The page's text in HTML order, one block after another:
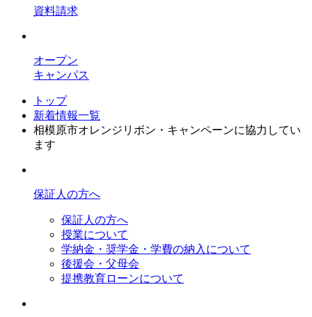
資料請求
オープン
キャンパス
トップ
新着情報一覧
相模原市オレンジリボン・キャンペーンに協力してい
ます
保証人の方へ
保証人の方へ
授業について
学納金・奨学金・学費の納入について
後援会・父母会
提携教育ローンについて